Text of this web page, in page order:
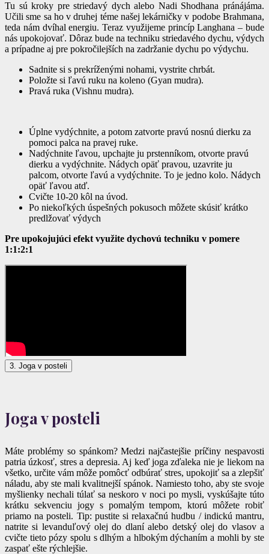
Tu sú kroky pre striedavý dych alebo Nadi Shodhana pránájáma.
Učili sme sa ho v druhej téme našej lekárničky v podobe Brahmana,
teda nám dvíhal energiu. Teraz využijeme princíp Langhana – bude
nás upokojovať. Dôraz bude na techniku striedavého dychu, výdych
a prípadne aj pre pokročilejších na zadržanie dychu po výdychu.
Sadnite si s prekríženými nohami, vystrite chrbát.
Položte si ľavú ruku na koleno (Gyan mudra).
Pravá ruka (Vishnu mudra).
Úplne vydýchnite, a potom zatvorte pravú nosnú dierku za
pomoci palca na pravej ruke.
Nadýchnite ľavou, upchajte ju prstenníkom, otvorte pravú
dierku a vydýchnite. Nádych opäť pravou, uzavrite ju
palcom, otvorte ľavú a vydýchnite. To je jedno kolo. Nádych
opäť ľavou atď.
Cvičte 10-20 kôl na úvod.
Po niekoľkých úspešných pokusoch môžete skúsiť krátko
predlžovať výdych
Pre upokojujúci efekt využite dychovú techniku v pomere
1:1:2:1
3. Joga v posteli
Joga v posteli
Máte problémy so spánkom? Medzi najčastejšie príčiny nespavosti
patria úzkosť, stres a depresia. Aj keď joga zďaleka nie je liekom na
všetko, určite vám môže pomôcť odbúrať stres, upokojiť sa a zlepšiť
náladu, aby ste mali kvalitnejší spánok. Namiesto toho, aby ste svoje
myšlienky nechali túlať sa neskoro v noci po mysli, vyskúšajte túto
krátku sekvenciu jogy s pomalým tempom, ktorú môžete robiť
priamo na posteli. Tip: pustite si relaxačnú hudbu / indickú mantru,
natrite si levanduľový olej do dlaní alebo detský olej do vlasov a
cvičte tieto pózy spolu s dlhým a hlbokým dýchaním a mohli by ste
zaspať ešte rýchlejšie.